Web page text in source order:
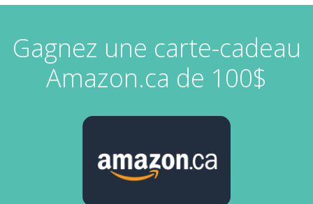
Gagnez une carte-cadeau
Amazon.ca de 100$